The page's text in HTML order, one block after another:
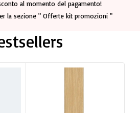
al momento del pagamento!
la sezione " Offerte kit promozioni "